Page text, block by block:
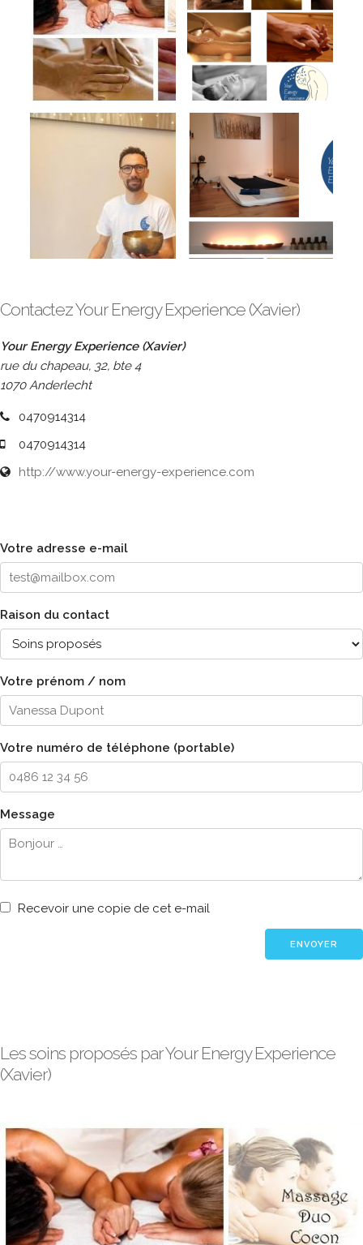
Contactez Your Energy Experience (Xavier)
Your Energy Experience (Xavier)
rue du chapeau, 32, bte 4
1070 Anderlecht
0470914314
0470914314
http://www.your-energy-experience.com
Votre adresse e-mail
Raison du contact
Votre prénom / nom
Votre numéro de téléphone (portable)
Message
Recevoir une copie de cet e-mail
Les soins proposés par Your Energy Experience
(Xavier)